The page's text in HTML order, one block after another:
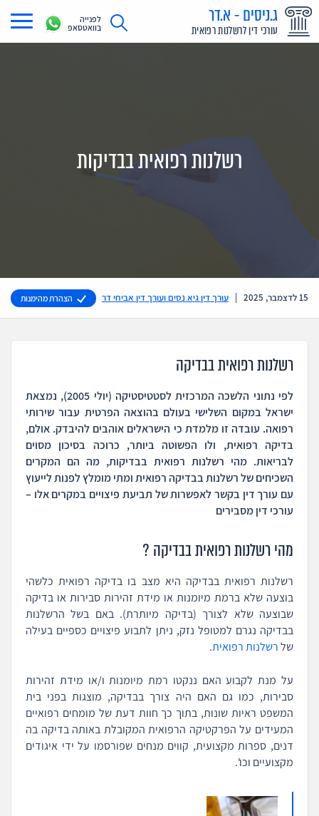
ג.ניסים - א.דר
עורכי דין לרשלנות רפואית
תביעות בתקשורת
צור קשר
לפנייה
בוואטסאפ
רשלנות רפואית בבדיקות
15 לדצמבר, 2025 עורך דין גיא נסים ועורך דין אביחי דר הצהרת מהימנות
רשלנות רפואית בבדיקה
לפי נתוני הלשכה המרכזית לסטטיסטיקה (יולי 2005), נמצאת
ישראל במקום השלישי בעולם בהוצאה הפרטית עבור שירותי
רפואה. עובדה זו מלמדת כי הישראלים אוהבים להיבדק. אולם,
בדיקה רפואית, ולו הפשוטה ביותר, כרוכה בסיכון מסוים
לבריאות. מהי רשלנות רפואית בבדיקות, מה הם המקרים
השכיחים של רשלנות בבדיקה רפואית ומתי מומלץ לפנות לייעוץ
עם עורך דין בקשר לאפשרות של תביעת פיצויים במקרים אלו –
עורכי דין מסבירים
מהי רשלנות רפואית בבדיקה ?
רשלנות רפואית בבדיקה היא מצב בו בדיקה רפואית כלשהי
בוצעה שלא ברמת מיומנות או מידת זהירות סבירות או בדיקה
שבוצעה שלא לצורך (בדיקה מיותרת). באם בשל הרשלנות
בבדיקה נגרם למטופל נזק, ניתן לתבוע פיצויים כספיים בעילה
שלרשלנות רפואית.
על מנת לקבוע האם ננקטו רמת מיומנות ו/או מידת זהירות
סבירות, כמו גם האם היה צורך בבדיקה, מוצגות בפני בית
המשפט ראיות שונות, בתוך כך חוות דעת של מומחים רפואיים
המעידים על הפרקטיקה הרפואית המקובלת באותה בדיקה בה
דנים, ספרות מקצועית, קווים מנחים שפורסמו על ידי איגודים
מקצועיים וכו'.